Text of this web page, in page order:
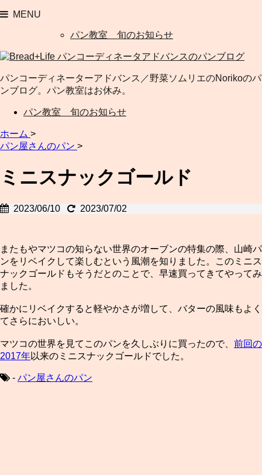
MENU
パン教室 旬のお知らせ
パンコーディネーターアドバンス／野菜ソムリエのNorikoのパ
ンブログ。パン教室はお休み。
パン教室 旬のお知らせ
ホーム >
パン屋さんのパン >
ミニスナックゴールド
2023/06/10 2023/07/02
またもやマツコの知らない世界のオーブンの特集の際、山崎パ
ンをリベイクして楽しむという風潮を知りました。このミニス
ナックゴールドもそうだとのことで、早速買ってきてやってみ
ました。
確かにリベイクすると軽やかさが増して、バターの風味もよく
てさらにおいしい。
マツコの世界を見てこのパンを久しぶりに買ったので、 前回の
2017年以来のミニスナックゴールドでした。
- パン屋さんのパン